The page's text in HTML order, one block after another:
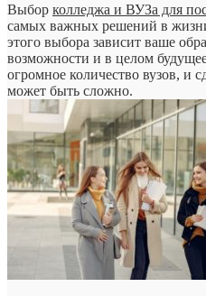
Выбор колледжа и ВУЗа для
самых важных решений в
этого выбора зависит ваше
возможности и в целом
огромное количество вузов, и
может быть сложно.